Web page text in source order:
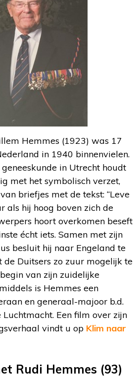
Hemmes (1923) was 17
in 1940 binnenvielen.
in Utrecht houdt
met het symbolisch verzet,
briefjes met de tekst: “Leve
als hij hoog boven zich de
hoort overkomen beseft
écht iets. Samen met zijn
besluit hij naar Engeland te
de Duitsers zo zuur mogelijk te
van zijn zuidelijke
is Hemmes een
en generaal-majoor b.d.
Een film over zijn
vindt u op Klim naar
Rudi Hemmes (93)